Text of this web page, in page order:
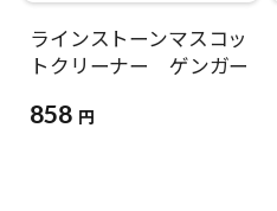
ラインストーンマスコッ
トクリーナー ゲンガー
858 円